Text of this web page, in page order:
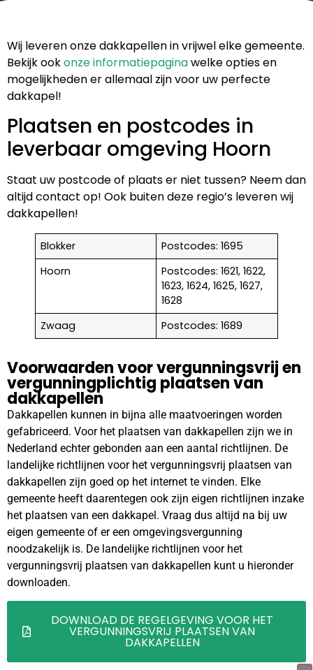
Wij leveren onze dakkapellen in vrijwel elke gemeente.
Bekijk ookonze informatiepaginawelke opties en
mogelijkheden er allemaal zijn voor uw perfecte
dakkapel!
Plaatsen en postcodes in
leverbaar omgeving Hoorn
Staat uw postcode of plaats er niet tussen? Neem dan
altijd contact op! Ook buiten deze regio’s leveren wij
dakkapellen!
Blokker
Postcodes: 1695
Hoorn
Postcodes: 1621, 1622,
1623, 1624, 1625, 1627,
1628
Zwaag
Postcodes: 1689
Voorwaarden voor vergunningsvrij en
vergunningplichtig plaatsen van
dakkapellen
Dakkapellen kunnen in bijna alle maatvoeringen worden
gefabriceerd. Voor het plaatsen van dakkapellen zijn we in
Nederland echter gebonden aan een aantal richtlijnen. De
landelijke richtlijnen voor het vergunningsvrij plaatsen van
dakkapellen zijn goed op het internet te vinden. Elke
gemeente heeft daarentegen ook zijn eigen richtlijnen inzake
het plaatsen van een dakkapel. Vraag dus altijd na bij uw
eigen gemeente of er een omgevingsvergunning
noodzakelijk is. De landelijke richtlijnen voor het
vergunningsvrij plaatsen van dakkapellen kunt u hieronder
downloaden.
DOWNLOAD DE REGELGEVING VOOR HET
VERGUNNINGSVRIJ PLAATSEN VAN
DAKKAPELLEN